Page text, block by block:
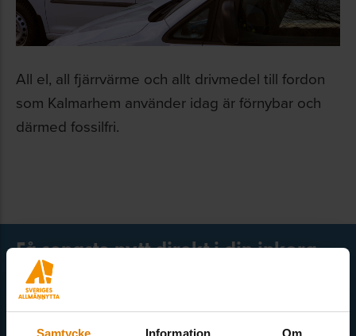
Samtycke Information Om
All el, all fjärrvärme och allt drivmedel till fordon
som Kalmarhem använder idag är förnybar och
därmed fossilfri.
Få senaste nytt direkt i din inkorg
Här kan du välja att prenumerera på våra olika nyhetsbrev och
utskick. Nyheter från Sveriges Allmännytta, Allmännyttan